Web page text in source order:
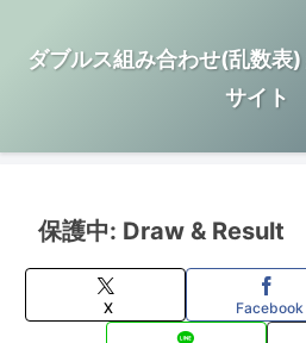
ダブルス組み合わせ(乱数表
サイト
保護中: Draw & Result
X Facebook